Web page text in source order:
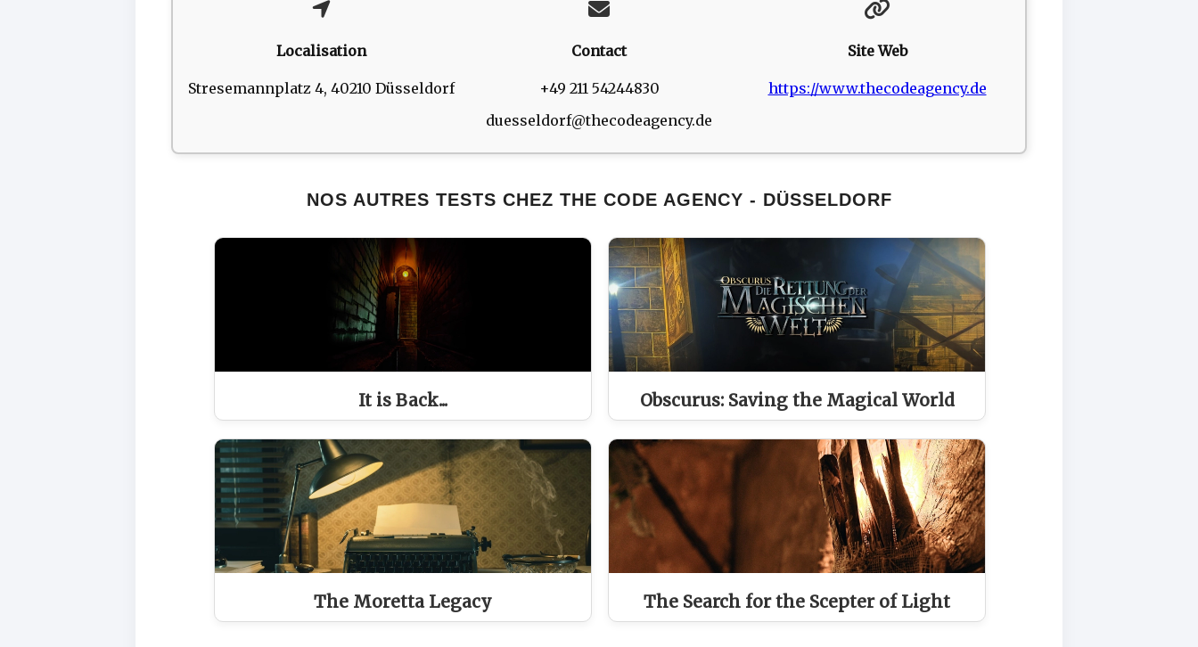
Localisation
Stresemannplatz 4, 40210 Düsseldorf
Contact
+49 211 54244830
duesseldorf@thecodeagency.de
Site Web
https://www.thecodeagency.de
NOS AUTRES TESTS CHEZ THE CODE AGENCY - DÜSSELDORF
It is Back... Obscurus: Saving the Magical World
The Moretta Legacy The Search for the Scepter of Light